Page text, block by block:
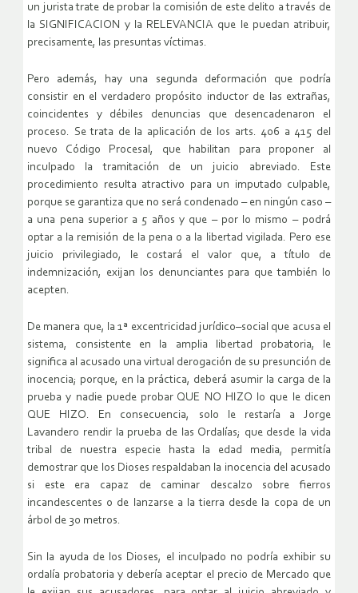
un jurista trate de probar la comisión de este delito a través de
la SIGNIFICACION y la RELEVANCIA que le puedan atribuir,
precisamente, las presuntas víctimas.
Pero además, hay una segunda deformación que podría
consistir en el verdadero propósito inductor de las extrañas,
coincidentes y débiles denuncias que desencadenaron el
proceso. Se trata de la aplicación de los arts. 406 a 415 del
nuevo Código Procesal, que habilitan para proponer al
inculpado la tramitación de un juicio abreviado. Este
procedimiento resulta atractivo para un imputado culpable,
porque se garantiza que no será condenado – en ningún caso –
a una pena superior a 5 años y que – por lo mismo – podrá
optar a la remisión de la pena o a la libertad vigilada. Pero ese
juicio privilegiado, le costará el valor que, a título de
indemnización, exijan los denunciantes para que también lo
acepten.
De manera que, la 1ª excentricidad jurídico–social que acusa el
sistema, consistente en la amplia libertad probatoria, le
significa al acusado una virtual derogación de su presunción de
inocencia; porque, en la práctica, deberá asumir la carga de la
prueba y nadie puede probar QUE NO HIZO lo que le dicen
QUE HIZO. En consecuencia, solo le restaría a Jorge
Lavandero rendir la prueba de las Ordalías; que desde la vida
tribal de nuestra especie hasta la edad media, permitía
demostrar que los Dioses respaldaban la inocencia del acusado
si este era capaz de caminar descalzo sobre fierros
incandescentes o de lanzarse a la tierra desde la copa de un
árbol de 30 metros.
Sin la ayuda de los Dioses, el inculpado no podría exhibir su
ordalía probatoria y debería aceptar el precio de Mercado que